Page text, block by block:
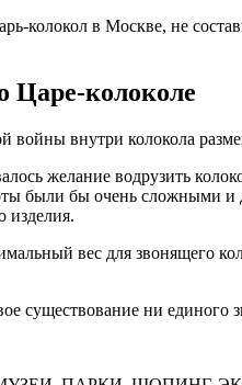
колокол в Москве, не
Царе-колоколе
войны внутри колокола
желание водрузить
были бы очень сложными и
изделия.
вес для звонящего
существование ни